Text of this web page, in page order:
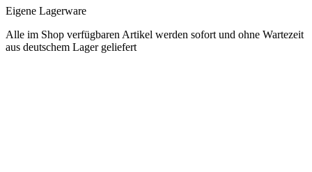
Eigene Lagerware
Alle im Shop verfügbaren Artikel werden sofort und ohne Wartezeit
aus deutschem Lager geliefert